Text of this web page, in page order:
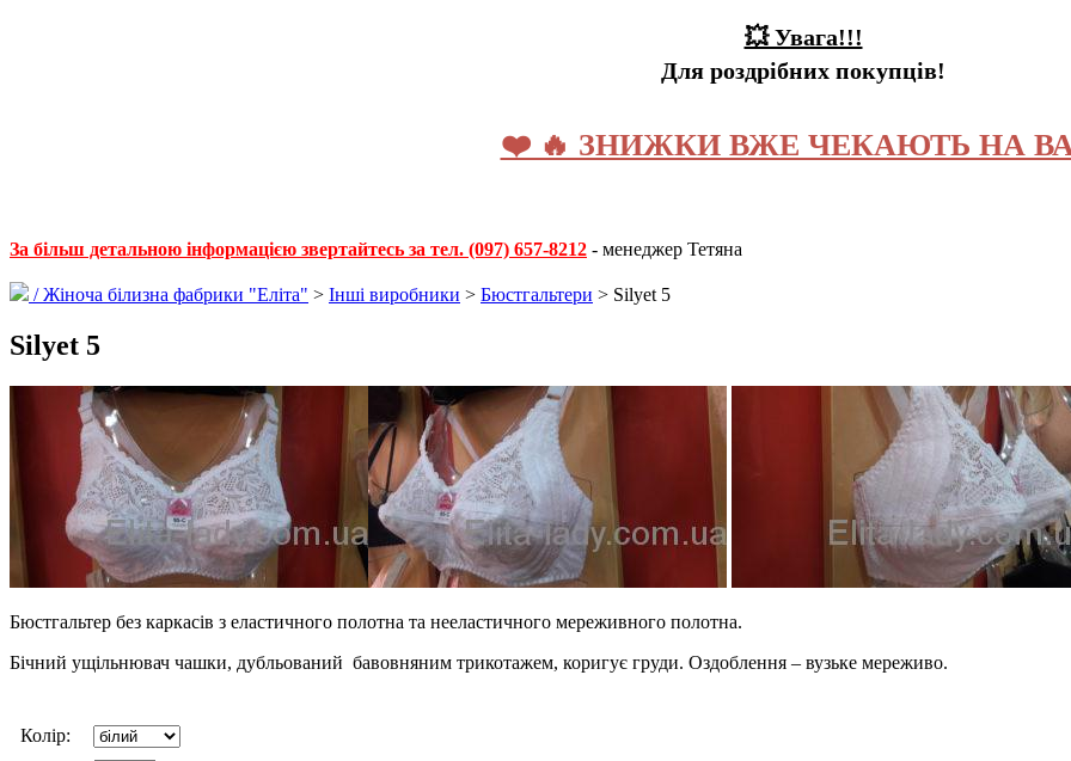
💥 Увага!!!
Для роздрібних покупців!
❤️ 🔥 ЗНИЖКИ ВЖЕ ЧЕКАЮТЬ НА
За більш детальною інформацією звертайтесь за тел. (097) 657-8212 - менеджер Тетяна
/Жіноча білизна фабрики "Еліта" > Інші виробники > Бюстгальтери > Silyet 5
Silyet 5
Бюстгальтер без каркасів з еластичного полотна та нееластичного мереживного полотна.
Бічний ущільнювач чашки, дубльований бавовняним трикотажем, коригує груди. Оздоблення – вузьке мереживо.
Колір: